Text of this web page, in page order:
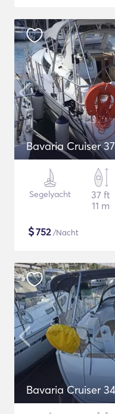
Bavaria Cruiser 37
Segelyacht
37 ft
11 m
$752/Nacht
Bavaria Cruiser 34